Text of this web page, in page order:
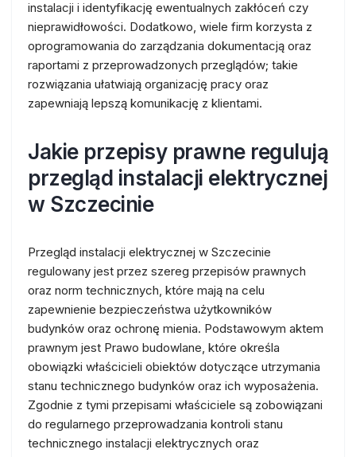
instalacji i identyfikację ewentualnych zakłóceń czy
nieprawidłowości. Dodatkowo, wiele firm korzysta z
oprogramowania do zarządzania dokumentacją oraz
raportami z przeprowadzonych przeglądów; takie
rozwiązania ułatwiają organizację pracy oraz
zapewniają lepszą komunikację z klientami.
Jakie przepisy prawne regulują
przegląd instalacji elektrycznej
w Szczecinie
Przegląd instalacji elektrycznej w Szczecinie
regulowany jest przez szereg przepisów prawnych
oraz norm technicznych, które mają na celu
zapewnienie bezpieczeństwa użytkowników
budynków oraz ochronę mienia. Podstawowym aktem
prawnym jest Prawo budowlane, które określa
obowiązki właścicieli obiektów dotyczące utrzymania
stanu technicznego budynków oraz ich wyposażenia.
Zgodnie z tymi przepisami właściciele są zobowiązani
do regularnego przeprowadzania kontroli stanu
technicznego instalacji elektrycznych oraz